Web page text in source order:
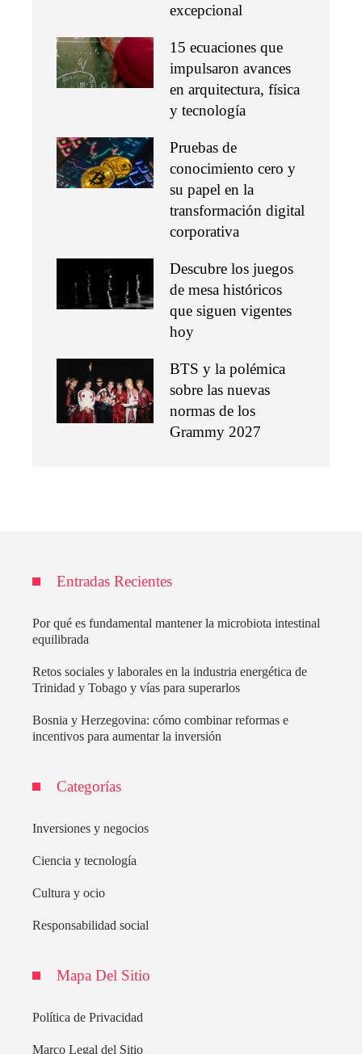
excepcional
15 ecuaciones que
impulsaron avances
en arquitectura, física
y tecnología
Pruebas de
conocimiento cero y
su papel en la
transformación digital
corporativa
Descubre los juegos
de mesa históricos
que siguen vigentes
hoy
BTS y la polémica
sobre las nuevas
normas de los
Grammy 2027
Entradas Recientes
Por qué es fundamental mantener la microbiota intestinal
equilibrada
Retos sociales y laborales en la industria energética de
Trinidad y Tobago y vías para superarlos
Bosnia y Herzegovina: cómo combinar reformas e
incentivos para aumentar la inversión
Categorías
Inversiones y negocios
Ciencia y tecnología
Cultura y ocio
Responsabilidad social
Mapa Del Sitio
Política de Privacidad
Marco Legal del Sitio